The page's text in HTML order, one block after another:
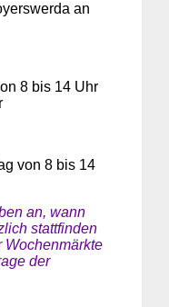
an
8 bis 14 Uhr
von 8 bis 14
an, wann
stattfinden
Wochenmärkte
der